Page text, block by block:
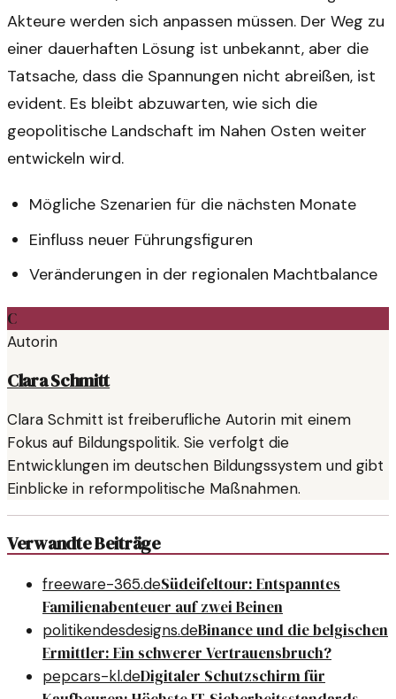
Akteure werden sich anpassen müssen. Der Weg zu
einer dauerhaften Lösung ist unbekannt, aber die
Tatsache, dass die Spannungen nicht abreißen, ist
evident. Es bleibt abzuwarten, wie sich die
geopolitische Landschaft im Nahen Osten weiter
entwickeln wird.
Mögliche Szenarien für die nächsten Monate
Einfluss neuer Führungsfiguren
Veränderungen in der regionalen Machtbalance
C
Autorin
Clara Schmitt
Clara Schmitt ist freiberufliche Autorin mit einem
Fokus auf Bildungspolitik. Sie verfolgt die
Entwicklungen im deutschen Bildungssystem und gibt
Einblicke in reformpolitische Maßnahmen.
Verwandte Beiträge
freeware-365.deSüdeifeltour: Entspanntes
Familienabenteuer auf zwei Beinen
politikendesdesigns.deBinance und die belgischen
Ermittler: Ein schwerer Vertrauensbruch?
pepcars-kl.deDigitaler Schutzschirm für